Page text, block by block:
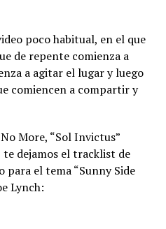
poco habitual, en el que
de repente comienza a
a agitar el lugar y luego
comiencen a compartir y
More, “Sol Invictus”
dejamos el tracklist de
para el tema “Sunny Side
Lynch: